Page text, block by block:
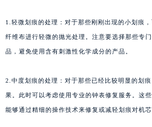
1.轻微划痕的处理：对于那些刚刚出现的小划痕
纤维布进行轻微的抛光处理。注意要选择那些专
品，避免使用含有刺激性化学成分的产品。
2.中度划痕的处理：对于那些已经比较明显的划
果。此时可以考虑使用专业的钟表修复服务。这
能够通过精细的操作技术来修复或减轻划痕对机芯